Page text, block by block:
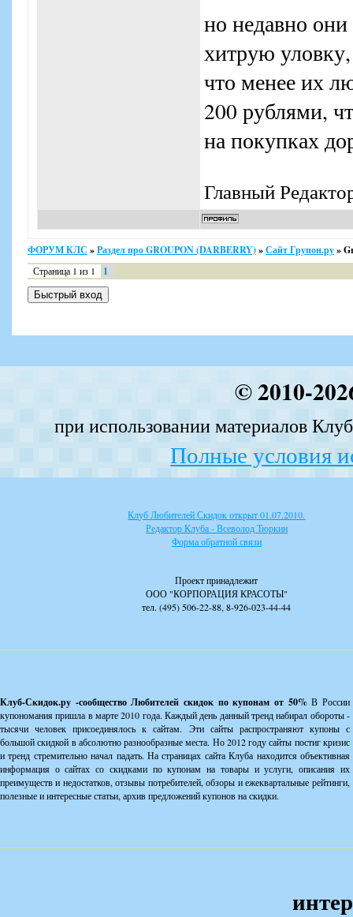
но недавно
хитрую
что менее их
200 рублями,
на покупках
Главный
ФОРУМ КЛС »Раздел про GROUPON (DARBERRY)»Сайт Групон.ру»
Страница 1 из 1 1
© 2010-
при использовании материалов
Полные условия
Клуб Любителей Скидок открыт 01.07.2010.
Редактор Клуба - Всеволод Тюркин
Форма обратной связи
Проект принадлежит
ООО "КОРПОРАЦИЯ КРАСОТЫ"
тел. (495) 506-22-88, 8-926-023-44-44
Клуб-Скидок.ру -сообщество Любителей скидок по купонам от 50%В России
купономания пришла в марте 2010 года. Каждый день данный тренд набирал обороты -
тысячи человек присоединялось к сайтам. Эти сайты распространяют купоны с
большой скидкой в абсолютно разнообразные места. Но 2012 году сайты постиг кризис
и тренд стремительно начал падать. На страницах сайта Клуба находится объективная
информация о сайтах со скидками по купонам на товары и услуги, описания их
преимуществ и недостатков, отзывы потребителей, обзоры и ежеквартальные рейтинги,
полезные и интересные статьи, архив предложений купонов на скидки.